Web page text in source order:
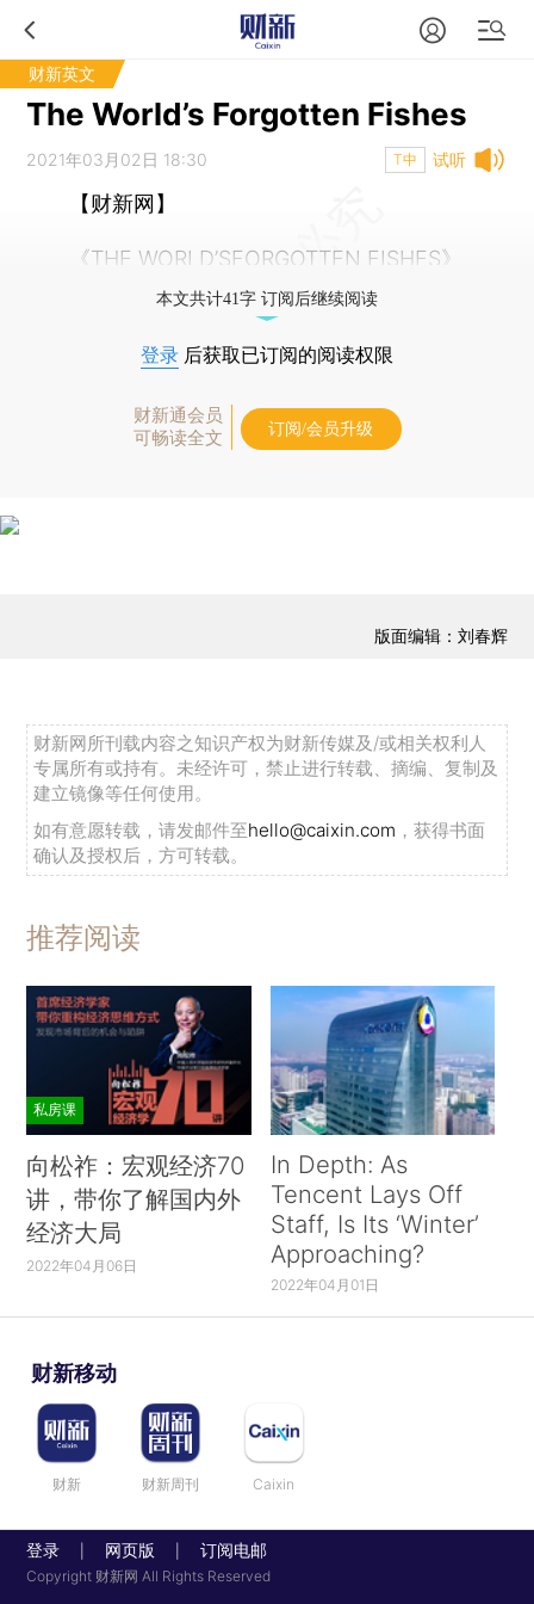
财新英文
The World’s Forgotten Fishes
试听
2021年03月02日 18:30 T中
【财新网】
《THE WORLD’SFORGOTTEN FISHES》
本文共计41字 订阅后继续阅读
登录 后获取已订阅的阅读权限
财新通会员
可畅读全文
订阅/会员升级
版面编辑：刘春辉
财新网所刊载内容之知识产权为财新传媒及/或相关权利人
专属所有或持有。未经许可，禁止进行转载、摘编、复制及
建立镜像等任何使用。
如有意愿转载，请发邮件至hello@caixin.com ，获得书面
确认及授权后，方可转载。
推荐阅读
私房课
向松祚：宏观经济70
讲，带你了解国内外
经济大局
2022年04月06日
In Depth: As
Tencent Lays Off
Staff, Is Its ‘Winter’
Approaching?
2022年04月01日
财新移动
财新 财新周刊 Caixin
登录 网页版 订阅电邮
Copyright 财新网 All Rights Reserved